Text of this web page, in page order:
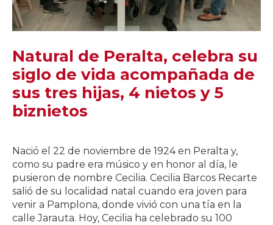
Natural de Peralta, celebra su
siglo de vida acompañada de
sus tres hijas, 4 nietos y 5
biznietos
Nació el 22 de noviembre de 1924 en Peralta y,
como su padre era músico y en honor al día, le
pusieron de nombre Cecilia. Cecilia Barcos Recarte
salió de su localidad natal cuando era joven para
venir a Pamplona, donde vivió con una tía en la
calle Jarauta. Hoy, Cecilia ha celebrado su 100